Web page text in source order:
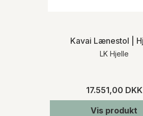
Kavai Lænestol |
LK Hjelle
17.551,00 DKK
Vis produkt